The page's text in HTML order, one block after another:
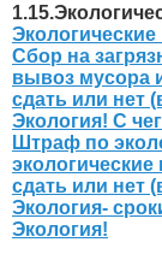
Сбор на
вывоз мусора
сдать или нет
Экология! С
Штраф по
экологические
сдать или нет
Экология-
Экология!